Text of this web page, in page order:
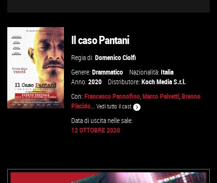
VAI ALLA SCHEDA
Il caso Pantani
Regia di:Domenico Ciolfi
Genere:Drammatico Nazionalità:Italia
Anno:2020 Distributore:Koch Media S.r.l.
Con:Francesco Pannofino,Marco Palvetti,Brenno
Placido...Vedi tutto il cast
Data di uscita nelle sale:
12 OTTOBRE 2020